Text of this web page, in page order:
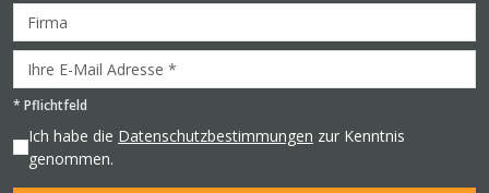
* Pflichtfeld
Ich habe die Datenschutzbestimmungen zur Kenntnis
genommen.